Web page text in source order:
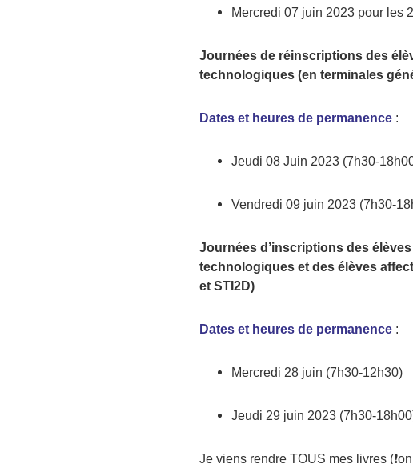
Mercredi 07 juin 2023 pour les
Journées de réinscriptions des
technologiques (en terminales
Dates et heures de permanence :
Jeudi 08 Juin 2023 (7h30-
Vendredi 09 juin 2023 (7h30-
Journées d’inscriptions des
technologiques et des élèves
et STI2D)
Dates et heures de permanence :
Mercredi 28 juin (7h30-12h30)
Jeudi 29 juin 2023 (7h30-
Je viens rendre TOUS mes livres